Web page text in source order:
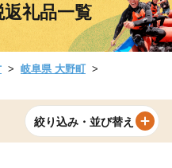
礼品一覧
岐阜県 大野町
絞り込み・並び替え